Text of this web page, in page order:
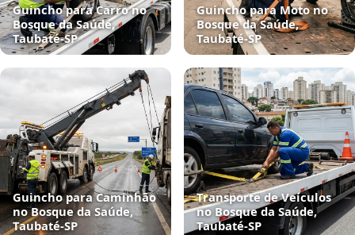
Guincho para Carro no
Bosque da Saúde,
Taubaté‑SP
Guincho para Moto no
Bosque da Saúde,
Taubaté‑SP
Guincho para Caminhão
no Bosque da Saúde,
Taubaté‑SP
Transporte de Veículos
no Bosque da Saúde,
Taubaté‑SP